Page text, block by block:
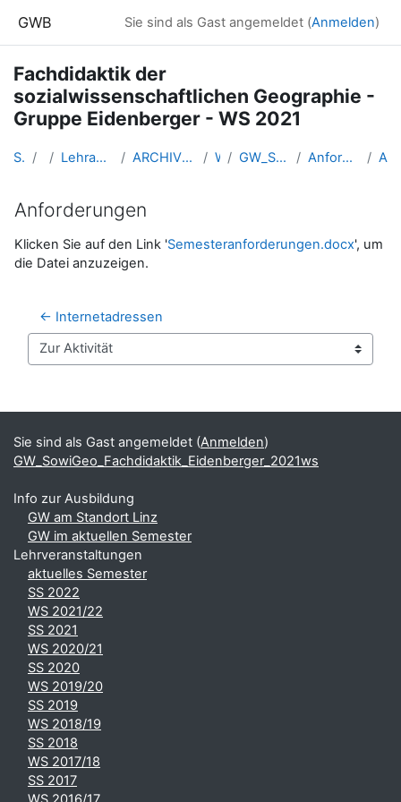
GWB Sie sind als Gast angemeldet (Anmelden)
Fachdidaktik der
sozialwissenschaftlichen Geographie -
Gruppe Eidenberger - WS 2021
Startseite Kurse Lehramtsausbildung GW im Cluster Österreich Mitte ARCHIV - Lehrveranstaltungen am Standort Linz - seit 2016 WS 2021/22 GW_SowiGeo_Fachdidaktik_Eidenberger_2021ws Anforderungen zur positiven Absolvierung der UV Anforderungen
Anforderungen
Abschlussbedingungen
Klicken Sie auf den Link 'Semesteranforderungen.docx', um
die Datei anzuzeigen.
← Internetadressen
Zur Aktivität
Ergänzungsblöcke
Sie sind als Gast angemeldet (Anmelden)
GW_SowiGeo_Fachdidaktik_Eidenberger_2021ws
Info zur Ausbildung
GW am Standort Linz
GW im aktuellen Semester
Lehrveranstaltungen
aktuelles Semester
SS 2022
WS 2021/22
SS 2021
WS 2020/21
SS 2020
WS 2019/20
SS 2019
WS 2018/19
SS 2018
WS 2017/18
SS 2017